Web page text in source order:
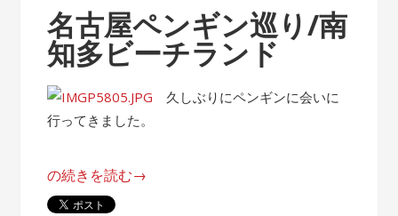
り/
名
古
屋
港
館”
名古屋ペンギン巡り/南
知多ビーチランド
久しぶりにペンギンに会いに
行ってきました。
“名
古
の続きを読む→